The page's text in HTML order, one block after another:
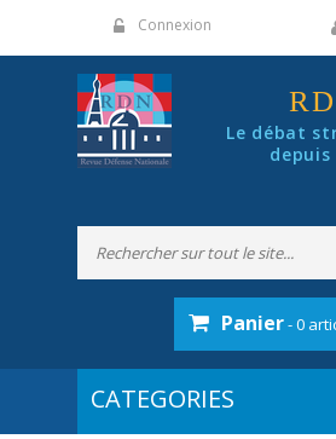
Connexion
Le débat
depuis
Panier- 0